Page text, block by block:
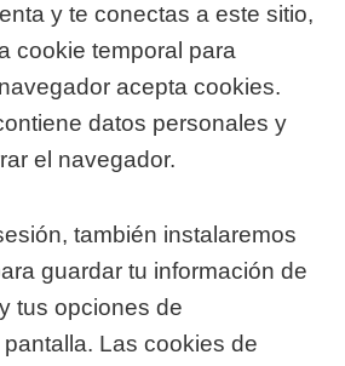
y te conectas a este sitio,
cookie temporal para
acepta cookies.
datos personales y
el navegador.
también instalaremos
guardar tu información de
tus opciones de
Las cookies de